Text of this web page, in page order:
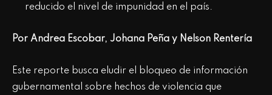
reducido el nivel de impunidad en el país.
Por Andrea Escobar, Johana Peña y Nelson Rentería
Este reporte busca eludir el bloqueo de información
gubernamental sobre hechos de violencia que